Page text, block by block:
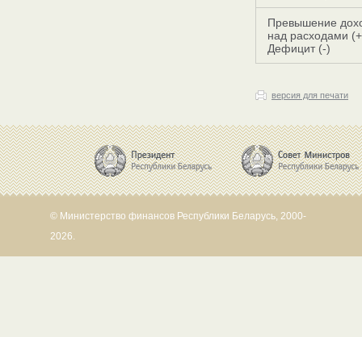
Превышение
над расходами
Дефицит (-)
версия для печати
© Министерство финансов Республики Беларусь, 2000-
2026.